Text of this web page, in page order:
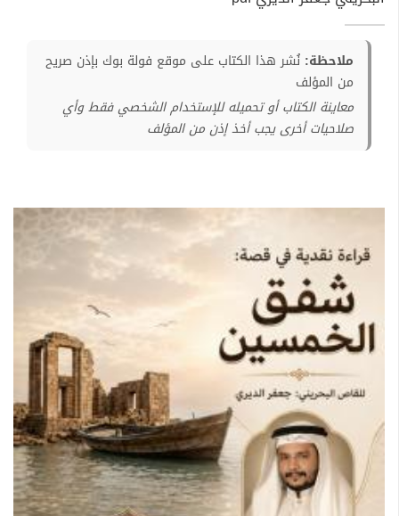
ملاحظة: نُشر هذا الكتاب على موقع فولة بوك بإذن صريح
من المؤلف
معاينة الكتاب أو تحميله للإستخدام الشخصي فقط وأي
صلاحيات أخرى يجب أخذ إذن من المؤلف